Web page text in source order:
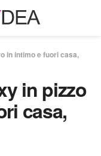
in intimo e fuori casa,
in pizzo
casa,